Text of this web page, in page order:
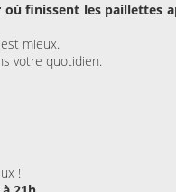
finissent les paillettes
mieux.
votre quotidien.
!
Skraeckoedlan